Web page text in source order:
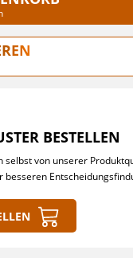
BESTELLEN
selbst von unserer
besseren